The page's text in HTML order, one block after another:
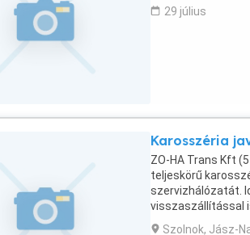
29 július
Karosszéria
ZO-HA Trans Kft
teljeskörű
szervizhálózatát.
visszaszállítással
apróbb
Szolnok, Jász-